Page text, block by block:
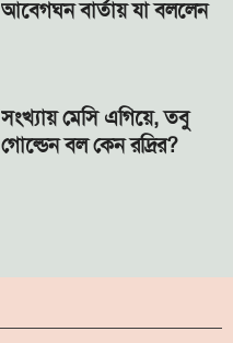
আবেগঘন বার্তায় যা বললেন
সংখ্যায় মেসি এগিয়ে, তবু
গোল্ডেন বল কেন রদ্রির?